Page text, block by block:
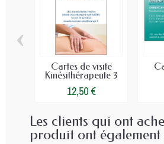
Cartes de visite
Kinésithérapeute 3
12,50 €
‹
Les clients qui ont
produit ont également